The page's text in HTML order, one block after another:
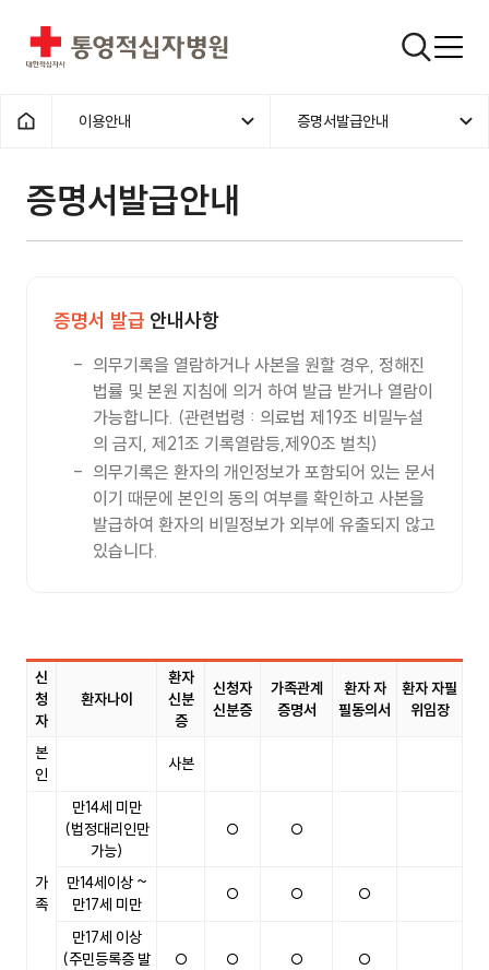
통영적십자병원 검색창
홈으로
이용안내 증명서발급안내
증명서발급안내
증명서 발급 안내사항
의무기록을 열람하거나 사본을 원할 경우, 정해진
법률 및 본원 지침에 의거 하여 발급 받거나 열람이
가능합니다. (관련법령 : 의료법 제19조 비밀누설
의 금지, 제21조 기록열람등,제90조 벌칙)
의무기록은 환자의 개인정보가 포함되어 있는 문서
이기 때문에 본인의 동의 여부를 확인하고 사본을
발급하여 환자의 비밀정보가 외부에 유출되지 않고
있습니다.
증명서발급아내 표이며 신청자, 환자나이, 환자 신분증, 신청자 신
신
청
자
환자나이
환자
신분
증
신청자
신분증
가족관계
증명서
환자 자
필동의서
환자 자필
위임장
본
인
사본
가
족
만14세 미만
(법정대리인만
가능)
○ ○
만14세이상 ~
만17세 미만
○ ○ ○
만17세 이상
(주민등록증 발
○ ○ ○ ○